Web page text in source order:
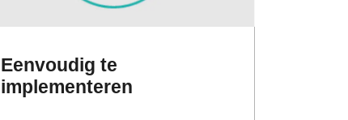
Eenvoudig te
implementeren